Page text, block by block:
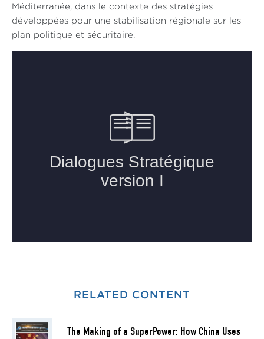
Méditerranée, dans le contexte des stratégies
développées pour une stabilisation régionale sur les
plan politique et sécuritaire.
RELATED CONTENT
The Making of a SuperPower: How China Uses